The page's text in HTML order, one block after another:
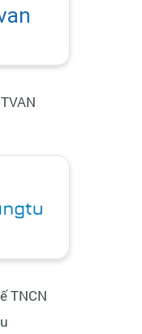
TNCN